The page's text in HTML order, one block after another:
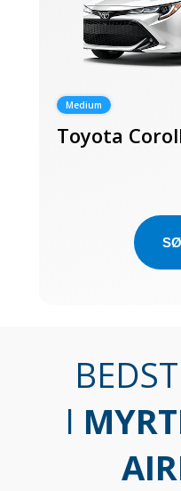
Medium
Toyota
I